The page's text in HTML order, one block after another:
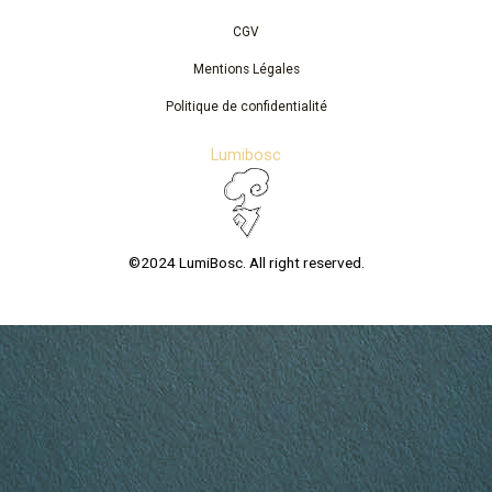
CGV
Mentions Légales
Politique de confidentialité
Lumibosc
©2024 LumiBosc. All right reserved.